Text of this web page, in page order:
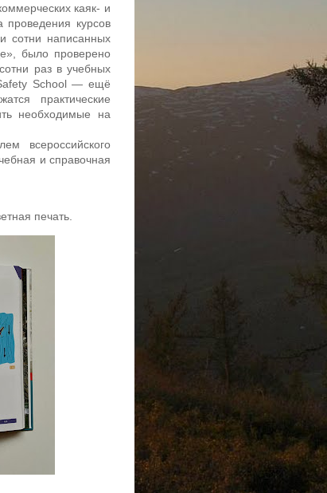
каяк- и
проведения курсов
сотни написанных
было проверено
раз в учебных
School — ещё
практические
необходимые на
всероссийского
и справочная
печать.